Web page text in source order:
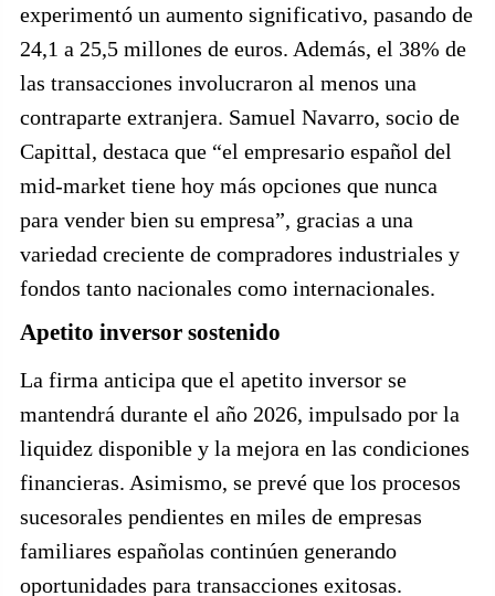
experimentó un aumento significativo, pasando de
24,1 a 25,5 millones de euros. Además, el 38% de
las transacciones involucraron al menos una
contraparte extranjera. Samuel Navarro, socio de
Capittal, destaca que “el empresario español del
mid-market tiene hoy más opciones que nunca
para vender bien su empresa”, gracias a una
variedad creciente de compradores industriales y
fondos tanto nacionales como internacionales.
Apetito inversor sostenido
La firma anticipa que el apetito inversor se
mantendrá durante el año 2026, impulsado por la
liquidez disponible y la mejora en las condiciones
financieras. Asimismo, se prevé que los procesos
sucesorales pendientes en miles de empresas
familiares españolas continúen generando
oportunidades para transacciones exitosas.